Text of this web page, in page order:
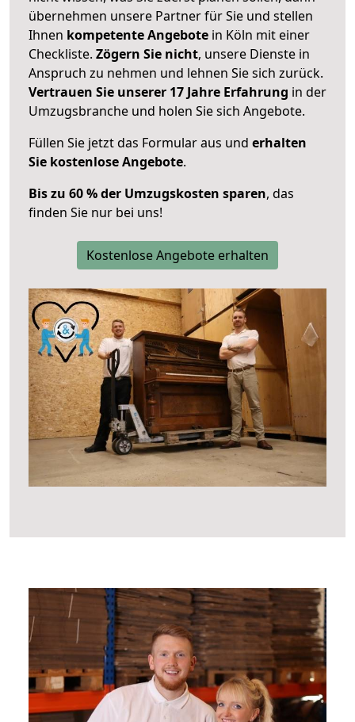
übernehmen unsere Partner für Sie und stellen
Ihnen kompetente Angebote in Köln mit einer
Checkliste. Zögern Sie nicht, unsere Dienste in
Anspruch zu nehmen und lehnen Sie sich zurück.
Vertrauen Sie unserer 17 Jahre Erfahrung in der
Umzugsbranche und holen Sie sich Angebote.
Füllen Sie jetzt das Formular aus und erhalten
Sie kostenlose Angebote.
Bis zu 60 % der Umzugskosten sparen, das
finden Sie nur bei uns!
Kostenlose Angebote erhalten